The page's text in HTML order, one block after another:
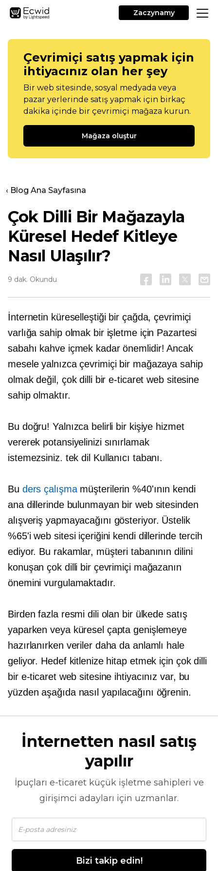
Zaczynamy
Çevrimiçi satış yapmak için
ihtiyacınız olan her şey
Bir web sitesinde, sosyal medyada veya
pazar yerlerinde satış yapmak için birkaç
dakika içinde bir çevrimiçi mağaza kurun.
Mağaza oluştur
‹ Blog Ana Sayfasına
Çok Dilli Bir Mağazayla
Küresel Hedef Kitleye
Nasıl Ulaşılır?
9 dak. Okundu
İnternetin küreselleştiği bir çağda, çevrimiçi
varlığa sahip olmak bir işletme için Pazartesi
sabahı kahve içmek kadar önemlidir! Ancak
mesele yalnızca çevrimiçi bir mağazaya sahip
olmak değil, çok dilli bir e-ticaret web sitesine
sahip olmaktır.
Bu doğru! Yalnızca belirli bir kişiye hizmet
vererek potansiyelinizi sınırlamak
istemezsiniz. tek dil Kullanıcı tabanı.
Bu ders çalışmamüşterilerin %40'ının kendi
ana dillerinde bulunmayan bir web sitesinden
alışveriş yapmayacağını gösteriyor. Üstelik
%65'i web sitesi içeriğini kendi dillerinde tercih
ediyor. Bu rakamlar, müşteri tabanının dilini
konuşan çok dilli bir çevrimiçi mağazanın
önemini vurgulamaktadır.
Birden fazla resmi dili olan bir ülkede satış
yaparken veya küresel çapta genişlemeye
hazırlanırken veriler daha da anlamlı hale
geliyor. Hedef kitlenize hitap etmek için çok dilli
bir e-ticaret web sitesine ihtiyacınız var, bu
yüzden aşağıda nasıl yapılacağını öğrenin.
İnternetten nasıl satış
yapılır
İpuçları e-ticaretküçük işletme sahipleri ve
girişimci adayları için uzmanlar.
Bizi takip edin!